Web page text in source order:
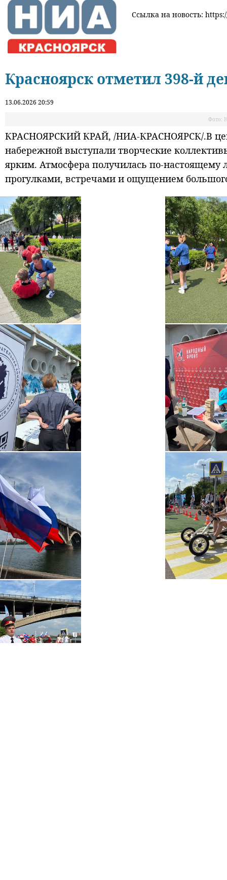
Ссылка на новость:
Красноярск отметил 398-й
13.06.2026 20:59
Фото:
КРАСНОЯРСКИЙ КРАЙ, /НИА-КРАСНОЯРСК/.В
набережной выступали творческие
ярким. Атмосфера получилась по-
прогулками, встречами и ощущением